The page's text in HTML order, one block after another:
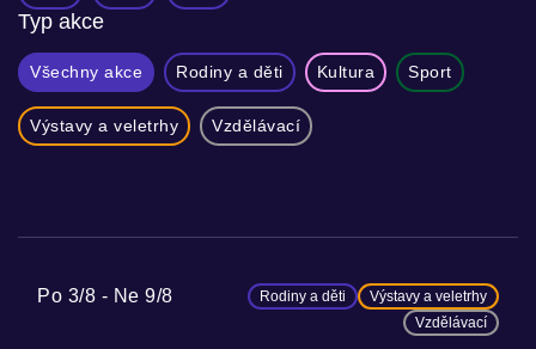
Typ akce
Všechny akce Rodiny a děti Kultura Sport
Výstavy a veletrhy Vzdělávací
Po 3/8 Ne 9/8 Rodiny a děti
Výstavy a veletrhy
Vzdělávací